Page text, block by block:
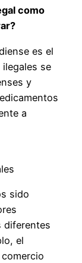
como
es el
se
y
a
sido
diferentes
el